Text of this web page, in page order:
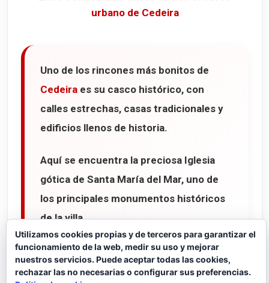
urbano de Cedeira
Uno de los rincones más bonitos de
Cedeira es su casco histórico, con
calles estrechas, casas tradicionales y
edificios llenos de historia.
Aquí se encuentra la preciosa Iglesia
gótica de Santa María del Mar, uno de
los principales monumentos históricos
de la villa.
Utilizamos cookies propias y de terceros para garantizar el
funcionamiento de la web, medir su uso y mejorar
nuestros servicios. Puede aceptar todas las cookies,
rechazar las no necesarias o configurar sus preferencias.